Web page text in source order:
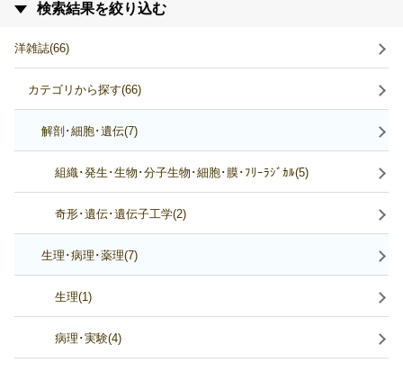
検索結果を絞り込む
洋雑誌(66)
カテゴリから探す(66)
解剖･細胞･遺伝(7)
組織･発生･生物･分子生物･細胞･膜･ﾌﾘｰﾗｼﾞｶﾙ(5)
奇形･遺伝･遺伝子工学(2)
生理･病理･薬理(7)
生理(1)
病理･実験(4)